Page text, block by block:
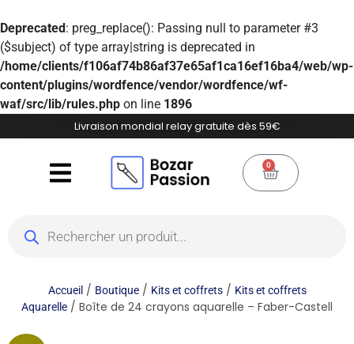
Deprecated: preg_replace(): Passing null to parameter #3
($subject) of type array|string is deprecated in
/home/clients/f106af74b86af37e65af1ca16ef16ba4/web/wp-
content/plugins/wordfence/vendor/wordfence/wf-
waf/src/lib/rules.php on line 1896
Livraison mondial relay gratuite dès 59€
0
Accueil/ Boutique/ Kits et coffrets/ Kits et coffrets
Aquarelle / Boîte de 24 crayons aquarelle – Faber-Castell